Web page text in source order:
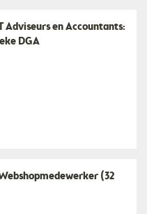
Adviseurs en Accountants:
DGA
(32